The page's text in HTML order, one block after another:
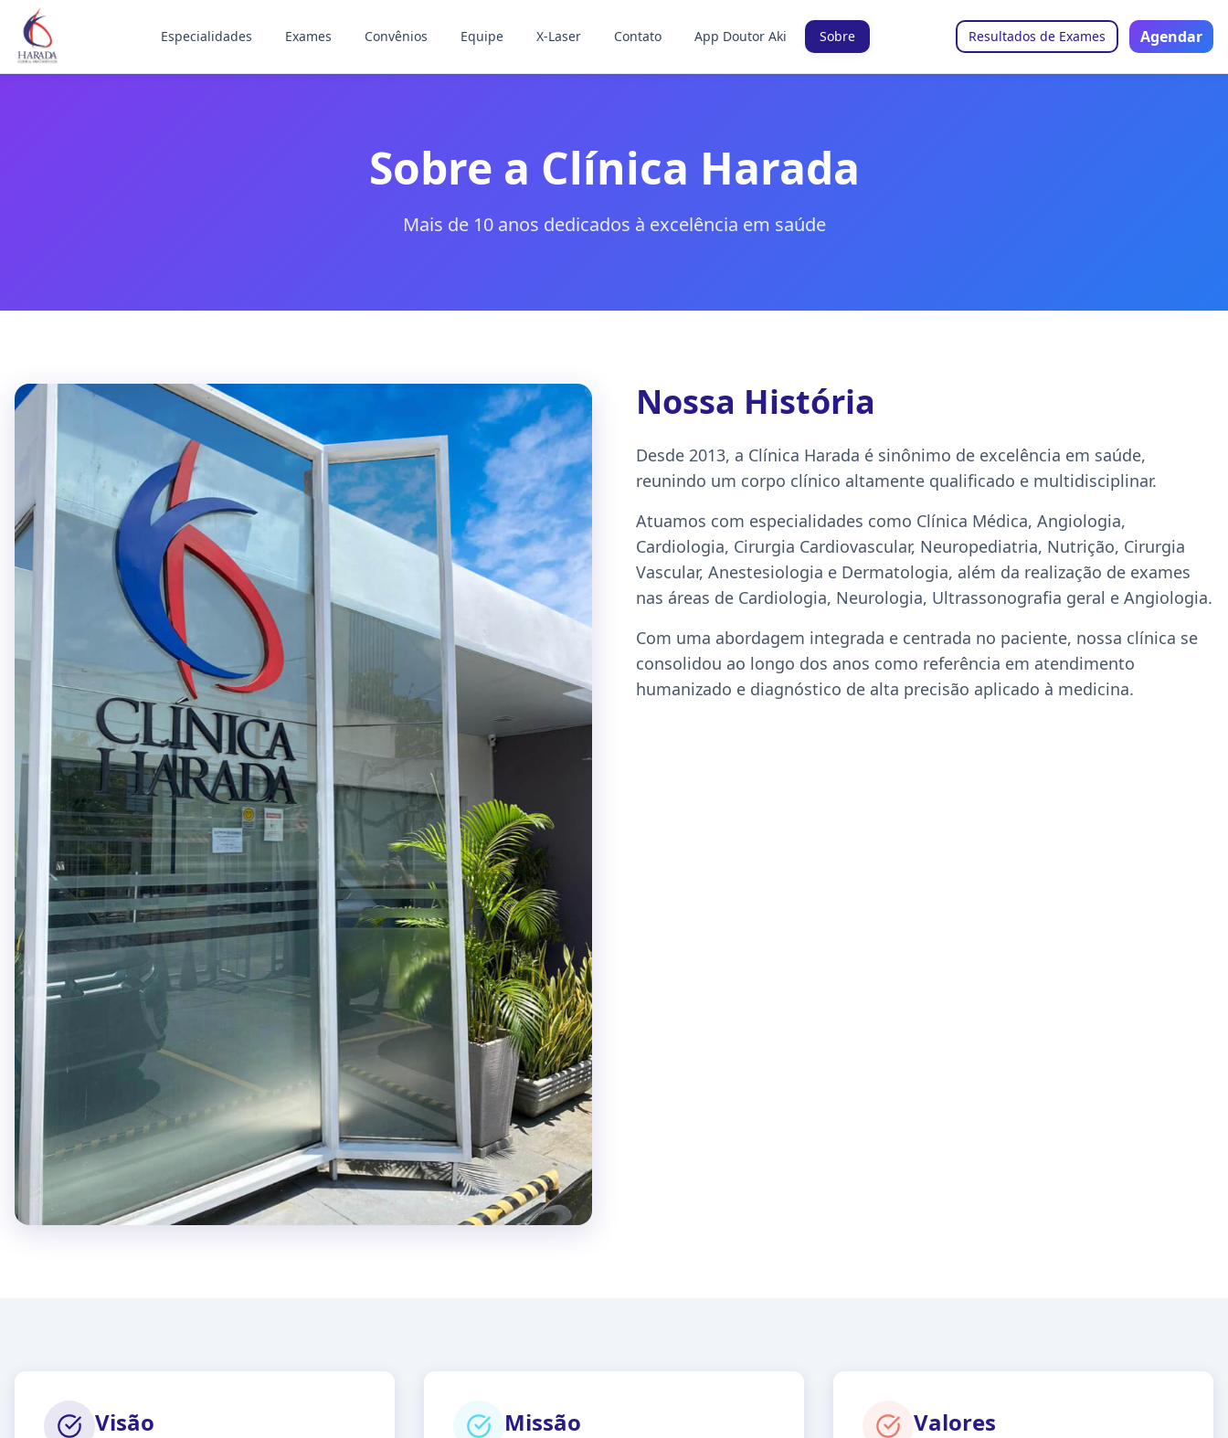
Especialidades Exames Convênios Equipe X-Laser Contato App Doutor Aki Sobre Resultados de Exames Agendar
Sobre a Clínica Harada
Mais de 10 anos dedicados à excelência em saúde
Nossa História
Desde 2013, a Clínica Harada é sinônimo de excelência em saúde,
reunindo um corpo clínico altamente qualificado e multidisciplinar.
Atuamos com especialidades como Clínica Médica, Angiologia,
Cardiologia, Cirurgia Cardiovascular, Neuropediatria, Nutrição, Cirurgia
Vascular, Anestesiologia e Dermatologia, além da realização de exames
nas áreas de Cardiologia, Neurologia, Ultrassonografia geral e Angiologia.
Com uma abordagem integrada e centrada no paciente, nossa clínica se
consolidou ao longo dos anos como referência em atendimento
humanizado e diagnóstico de alta precisão aplicado à medicina.
Visão Missão Valores